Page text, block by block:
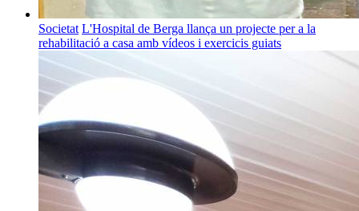
Societat L'Hospital de Berga llança un projecte per a la
rehabilitació a casa amb vídeos i exercicis guiats